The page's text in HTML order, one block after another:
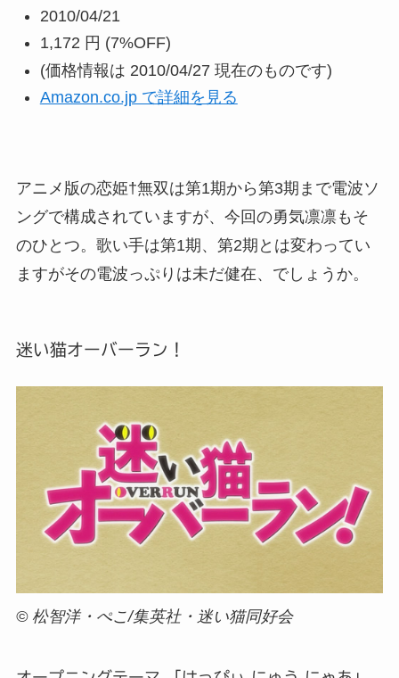
2010/04/21
1,172 円 (7%OFF)
(価格情報は 2010/04/27 現在のものです)
Amazon.co.jp で詳細を見る
アニメ版の恋姫†無双は第1期から第3期まで電波ソ
ングで構成されていますが、今回の勇気凛凛もそ
のひとつ。歌い手は第1期、第2期とは変わってい
ますがその電波っぷりは未だ健在、でしょうか。
迷い猫オーバーラン！
© 松智洋・ぺこ/集英社・迷い猫同好会